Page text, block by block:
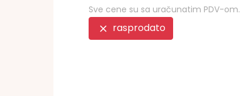
Sve cene su sa uračunatim PDV-om.
rasprodato